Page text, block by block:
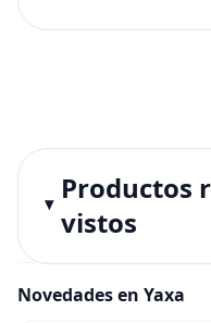
Productos
vistos
Novedades en Yaxa